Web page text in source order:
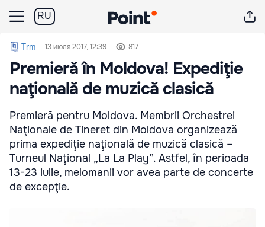
RU
Trm 13 июля 2017, 12:39 817
Premieră în Moldova! Expediţie
naţională de muzică clasică
Premieră pentru Moldova. Membrii Orchestrei
Naţionale de Tineret din Moldova organizează
prima expediţie naţională de muzică clasică –
Turneul Naţional „La La Play”. Astfel, în perioada
13-23 iulie, melomanii vor avea parte de concerte
de excepţie.